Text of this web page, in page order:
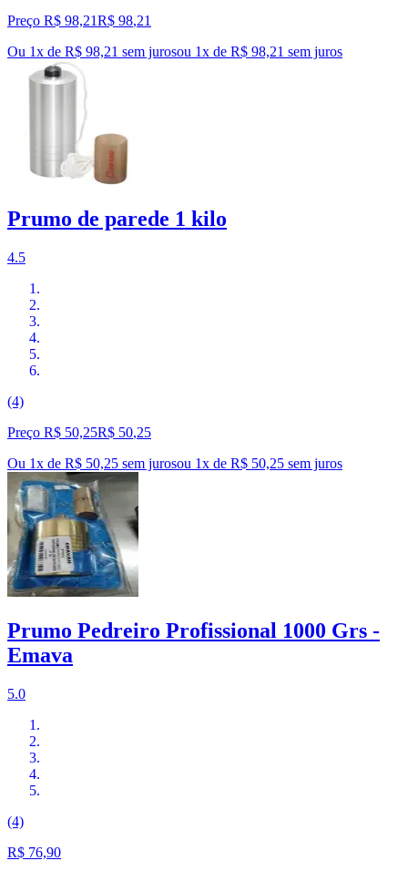
Preço R$ 98,21R$ 98,21
Ou 1x de R$ 98,21 sem jurosou 1x de R$ 98,21 sem juros
Prumo de parede 1 kilo
4.5
(4)
Preço R$ 50,25R$ 50,25
Ou 1x de R$ 50,25 sem jurosou 1x de R$ 50,25 sem juros
Prumo Pedreiro Profissional 1000 Grs -
Emava
5.0
(4)
R$ 76,90